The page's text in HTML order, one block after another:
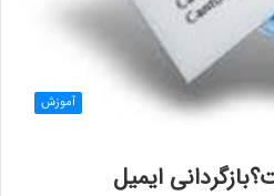
آموزش
ایمیل